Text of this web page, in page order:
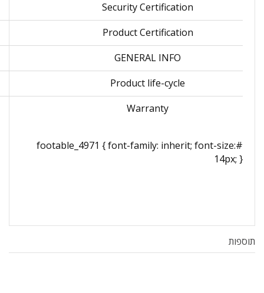
Security Certification
Product Certification
GENERAL INFO
Product life-cycle
Warranty
#footable_4971 { font-family: inherit; font-size:
14px; }
תוספות